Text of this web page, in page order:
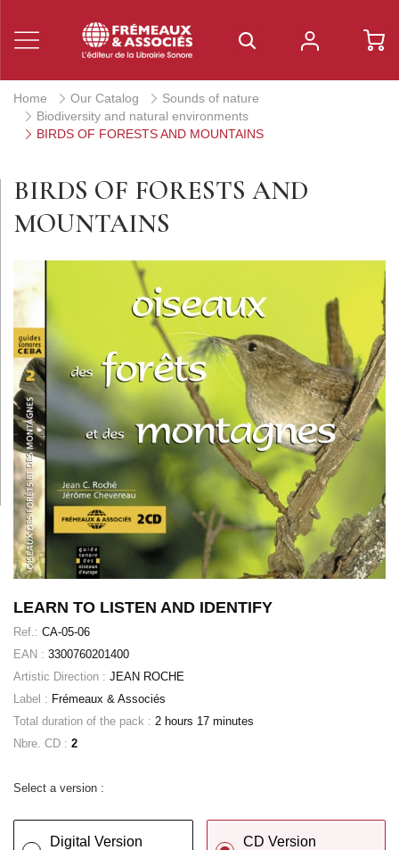
Home Our Catalog
Sounds of nature
Biodiversity and natural environments
BIRDS OF FORESTS AND MOUNTAINS
BIRDS OF FORESTS AND
MOUNTAINS
LEARN TO LISTEN AND IDENTIFY
Ref.: CA-05-06
EAN : 3300760201400
Artistic Direction : JEAN ROCHE
Label : Frémeaux & Associés
Total duration of the pack : 2 hours 17 minutes
Nbre. CD : 2
Select a version :
Digital Version
CD Version